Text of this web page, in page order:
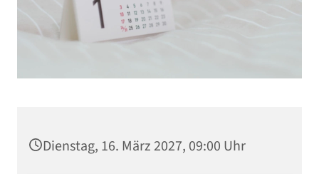
Dienstag, 16. März 2027, 09:00 Uhr